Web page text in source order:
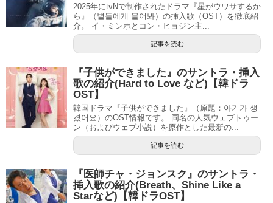
2025年にtvNで制作されたドラマ『星がウワサするか
ら』（별들에게 물어봐）の挿入歌（OST）を徹底紹
介。 イ・ミンホとコン・ヒョジン主...
記事を読む
『子供ができました』のサントラ・挿入
歌の紹介(Hard to Love など)【韓ドラ
OST】
韓国ドラマ『子供ができました』（原題：아기가 생
겼어요）のOST情報です。 同名の人気ウェブトゥー
ン（およびウェブ小説）を原作とした最新の...
記事を読む
『医師チャ・ジョンスク』のサントラ・
挿入歌の紹介(Breath、Shine Like a
Starなど)【韓ドラOST】